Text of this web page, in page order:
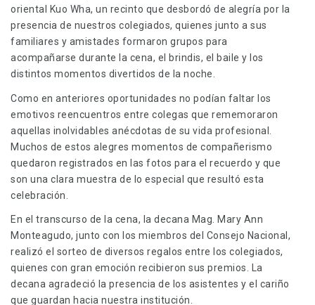
oriental Kuo Wha, un recinto que desbordó de alegría por la
presencia de nuestros colegiados, quienes junto a sus
familiares y amistades formaron grupos para
acompañarse durante la cena, el brindis, el baile y los
distintos momentos divertidos de la noche.
Como en anteriores oportunidades no podían faltar los
emotivos reencuentros entre colegas que rememoraron
aquellas inolvidables anécdotas de su vida profesional.
Muchos de estos alegres momentos de compañerismo
quedaron registrados en las fotos para el recuerdo y que
son una clara muestra de lo especial que resultó esta
celebración.
En el transcurso de la cena, la decana Mag. Mary Ann
Monteagudo, junto con los miembros del Consejo Nacional,
realizó el sorteo de diversos regalos entre los colegiados,
quienes con gran emoción recibieron sus premios. La
decana agradeció la presencia de los asistentes y el cariño
que guardan hacia nuestra institución.